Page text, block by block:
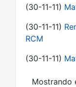
(30-11-11)
(30-11-11)
RCM
(30-11-11)
Mostrando